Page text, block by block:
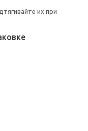
их при